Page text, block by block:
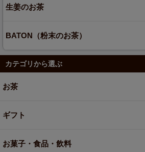
生姜のお茶
BATON（粉末のお茶）
カテゴリから選ぶ
お茶
ギフト
お菓子・食品・飲料